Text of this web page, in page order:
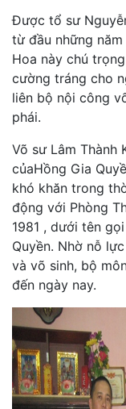
Được tổ sư
từ đầu những
Hoa này chú
cường tráng cho
liên bộ nội công
phái.
Võ sư Lâm Thành
củaHồng Gia
khó khăn trong
động với Phòng
1981 , dưới tên
Quyền. Nhờ nỗ
và võ sinh, bộ
đến ngày nay.